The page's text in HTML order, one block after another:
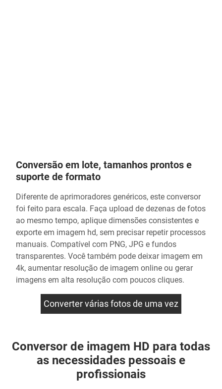
Conversão em lote, tamanhos prontos e
suporte de formato
Diferente de aprimoradores genéricos, este conversor
foi feito para escala. Faça upload de dezenas de fotos
ao mesmo tempo, aplique dimensões consistentes e
exporte em imagem hd, sem precisar repetir processos
manuais. Compatível com PNG, JPG e fundos
transparentes. Você também pode deixar imagem em
4k, aumentar resolução de imagem online ou gerar
imagens em alta resolução com poucos cliques.
Converter várias fotos de uma vez
Conversor de imagem HD para todas
as necessidades pessoais e
profissionais